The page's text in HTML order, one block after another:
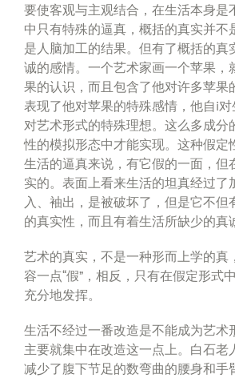
要使客观与主观结合，在生活本身是
中只有特殊的逼真，概括的真实并不
是人脑加工的结果。但有了概括的真
诚的感情。一个艺术家画一个苹果，
果的认识，而且包含了他对许多苹果
表现了他对苹果的特殊感情，他自i对
对艺术形式的特殊理想。这么多成分
性的模拟形态中才能实现。这种假定
生活的逼真来说，有它假的一面，但
实的。表面上看来生活的坦真经过了
入、袖出，是被破坏了，但是它不但
的真实性，而且有着生活所缺少的真
艺术的真实，不是一种形而上学的真
容一点“假”，相反，只有在假定形式
充分地发挥。
生活不经过一番改造是不能成为艺术
主要就集中在改造这一点上。白石老
减少了腹下节足的数弯曲的腰身和手